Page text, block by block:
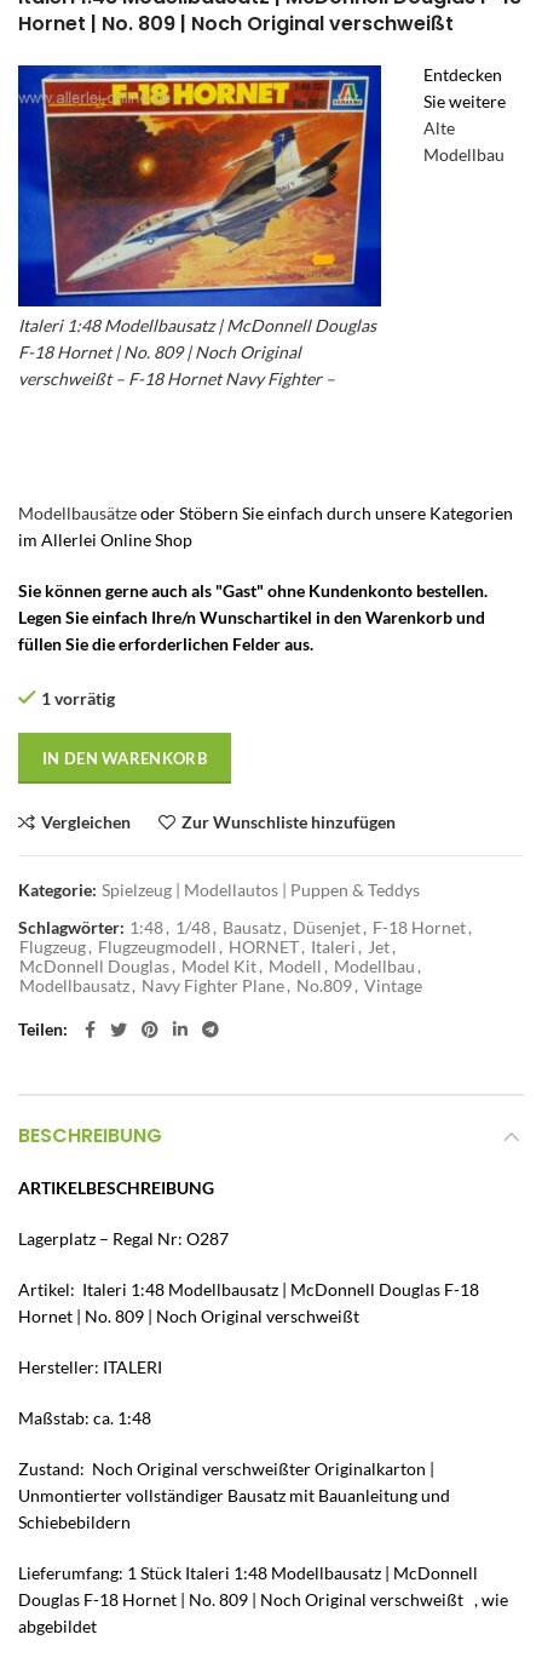
Hornet | No. 809 | Noch Original verschweißt
Italeri 1:48 Modellbausatz | McDonnell Douglas
F-18 Hornet | No. 809 | Noch Original
verschweißt – F-18 Hornet Navy Fighter –
Entdecken
Sie weitere
Alte
Modellbau
Modellbausätzeoder Stöbern Sie einfach durch unsere Kategorien
im Allerlei Online Shop
Sie können gerne auch als "Gast" ohne Kundenkonto bestellen.
Legen Sie einfach Ihre/n Wunschartikel in den Warenkorb und
füllen Sie die erforderlichen Felder aus.
1 vorrätig
IN DEN WARENKORB
Vergleichen Zur Wunschliste hinzufügen
Kategorie: Spielzeug | Modellautos | Puppen & Teddys
Schlagwörter: 1:48, 1/48, Bausatz, Düsenjet, F-18 Hornet,
Flugzeug, Flugzeugmodell , HORNET, Italeri , Jet,
McDonnell Douglas, Model Kit, Modell , Modellbau ,
Modellbausatz, Navy Fighter Plane, No.809, Vintage
Teilen
BESCHREIBUNG
ARTIKELBESCHREIBUNG
Lagerplatz – Regal Nr: O287
Artikel: Italeri 1:48 Modellbausatz | McDonnell Douglas F-18
Hornet | No. 809 | Noch Original verschweißt
Hersteller: ITALERI
Maßstab: ca. 1:48
Zustand: Noch Original verschweißter Originalkarton |
Unmontierter vollständiger Bausatz mit Bauanleitung und
Schiebebildern
Lieferumfang: 1 Stück Italeri 1:48 Modellbausatz | McDonnell
Douglas F-18 Hornet | No. 809 | Noch Original verschweißt , wie
abgebildet